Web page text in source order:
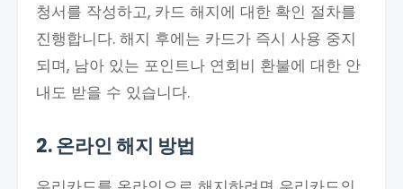
청서를 작성하고, 카드 해지에 대한 확인 절차를
진행합니다. 해지 후에는 카드가 즉시 사용 중지
되며, 남아 있는 포인트나 연회비 환불에 대한 안
내도 받을 수 있습니다.
2. 온라인 해지 방법